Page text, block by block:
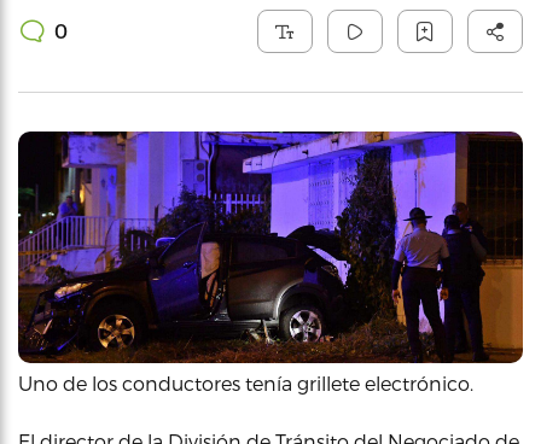
0
Uno de los conductores tenía grillete electrónico.